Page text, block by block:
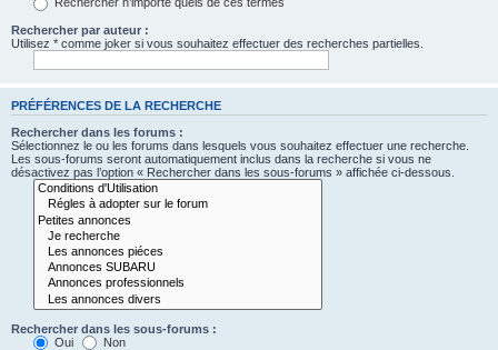
Rechercher par auteur :
Utilisez * comme joker si vous souhaitez effectuer des recherches partielles.
PRÉFÉRENCES DE LA RECHERCHE
Rechercher dans les forums :
Sélectionnez le ou les forums dans lesquels vous souhaitez effectuer une recherche.
Les sous-forums seront automatiquement inclus dans la recherche si vous ne
désactivez pas l’option « Rechercher dans les sous-forums » affichée ci-dessous.
Rechercher dans les sous-forums :
Oui
Non